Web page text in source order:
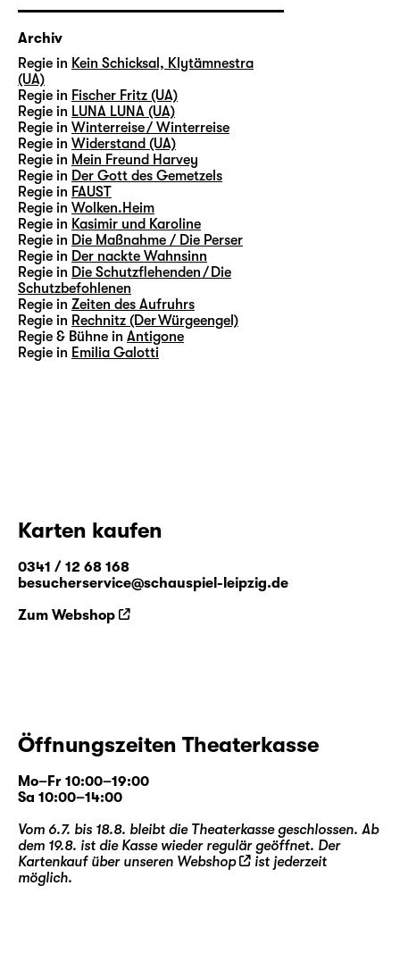
Archiv
Regie in Kein Schicksal, Klytämnestra
(UA)
Regie in Fischer Fritz (UA)
Regie in LUNA LUNA (UA)
Regie in Winterreise / Winterreise
Regie in Widerstand (UA)
Regie in Mein Freund Harvey
Regie in Der Gott des Gemetzels
Regie in FAUST
Regie in Wolken.Heim
Regie in Kasimir und Karoline
Regie in Die Maßnahme / Die Perser
Regie in Der nackte Wahnsinn
Regie in Die Schutzflehenden / Die
Schutzbefohlenen
Regie in Zeiten des Aufruhrs
Regie in Rechnitz (Der Würgeengel)
Regie & Bühne in Antigone
Regie in Emilia Galotti
Karten kaufen
0341 / 12 68 168
besucherservice@schauspiel-leipzig.de
Zum Webshop
Öffnungszeiten Theaterkasse
Mo–Fr 10:00–19:00
Sa 10:00–14:00
Vom 6.7. bis 18.8. bleibt die Theaterkasse geschlossen. Ab
dem 19.8. ist die Kasse wieder regulär geöffnet. Der
Kartenkauf über unseren Webshop
ist jederzeit
möglich.